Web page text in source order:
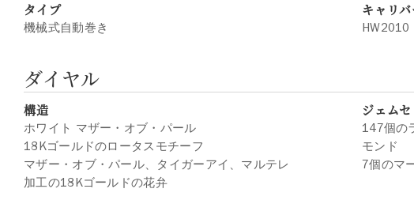
タイプ
機械式自動巻き
キャリバ
HW2010
ダイヤル
構造
ホワイト マザー・オブ・パール
18Kゴールドのロータスモチーフ
マザー・オブ・パール、タイガーアイ、マルテレ
加工の18Kゴールドの花弁
ジェム
147個の
モンド
7個のマ